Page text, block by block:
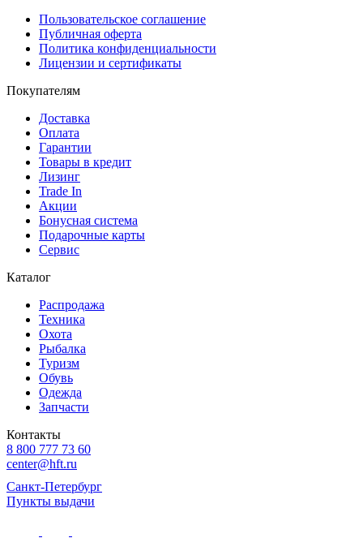
Пользовательское соглашение
Публичная оферта
Политика конфиденциальности
Лицензии и сертификаты
Покупателям
Доставка
Оплата
Гарантии
Товары в кредит
Лизинг
Trade In
Акции
Бонусная система
Подарочные карты
Сервис
Каталог
Распродажа
Техника
Охота
Рыбалка
Туризм
Обувь
Одежда
Запчасти
Контакты
8 800 777 73 60
center@hft.ru
Санкт-Петербург
Пункты выдачи